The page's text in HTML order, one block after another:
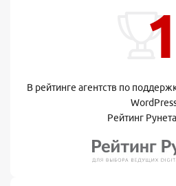
1
В рейтинге агентств по
Рейтинг